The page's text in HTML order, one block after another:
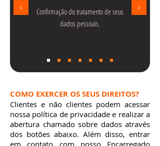
Confirmação do tratamento de seus
dados pessoais.
COMO EXERCER OS SEUS DIREITOS?
Clientes e não clientes podem acessar
nossa política de privacidade e realizar a
abertura chamado sobre dados através
dos botões abaixo. Além disso, entrar
em contato com nosso Encarregado